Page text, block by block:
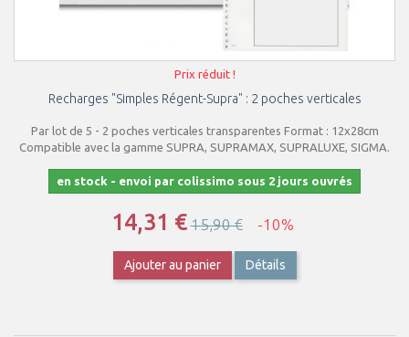
Prix réduit !
Recharges "Simples Régent-Supra" : 2 poches verticales
Par lot de 5 - 2 poches verticales transparentes Format : 12x28cm
Compatible avec la gamme SUPRA, SUPRAMAX, SUPRALUXE, SIGMA.
en stock - envoi par colissimo sous 2 jours ouvrés
14,31 €15,90 € -10%
Ajouter au panier Détails